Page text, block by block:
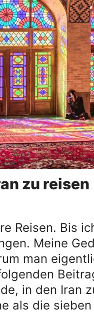
zu reisen
Reisen. Bis
Meine
man
in den Iran
als die sieben